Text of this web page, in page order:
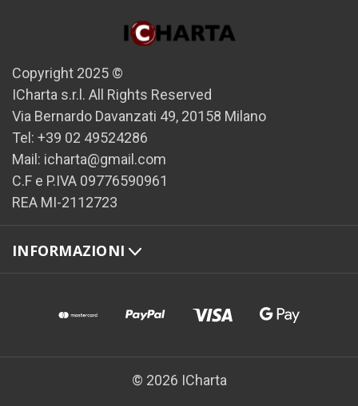
Copyright 2025 ©
ICharta s.r.l. All Rights Reserved
Via Bernardo Davanzati 49, 20158 Milano
Tel: +39 02 49524286
Mail: icharta@gmail.com
C.F e P.IVA 09776590961
REA MI-2112723
INFORMAZIONI
© 2026 ICharta